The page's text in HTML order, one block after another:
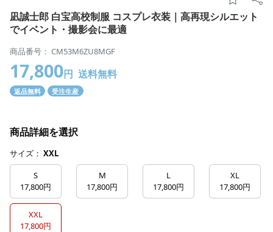
凪誠士郎 白宝高校制服 コスプレ衣装｜高再現シルエット
でイベント・撮影会に最適
商品番号： CM53M6ZU8MGF
17,800円 送料無料
返品無料 受注生産
商品詳細を選択
サイズ： XXL
S
17,800円
M
17,800円
L
17,800円
XL
17,800円
XXL
17,800円